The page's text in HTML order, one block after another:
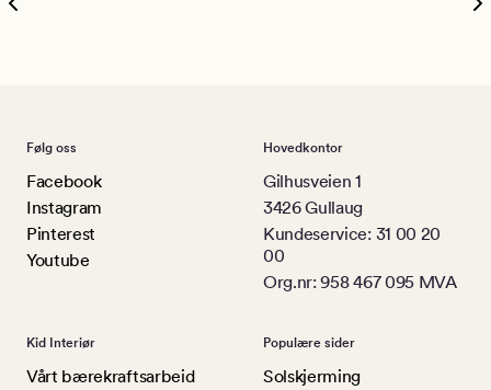
Følg oss
Facebook
Instagram
Pinterest
Youtube
Hovedkontor
Gilhusveien 1
3426 Gullaug
Kundeservice: 31 00 20
00
Org.nr: 958 467 095 MVA
Kid Interiør
Vårt bærekraftsarbeid
Populære sider
Solskjerming